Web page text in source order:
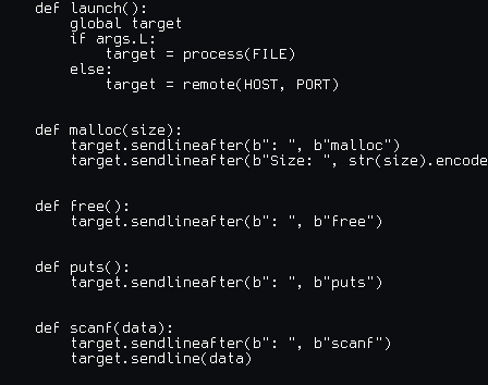
def launch():
    global target
    if args.L:
        target = process(FILE)
    else:
        target = remote(HOST, PORT)
def malloc(size):
    target.sendlineafter(b": ", b"malloc")
target.sendlineafter(b"Size: ",
def free():
    target.sendlineafter(b": ", b"free")
def puts():
    target.sendlineafter(b": ", b"puts")
def scanf(data):
    target.sendlineafter(b": ", b"scanf")
    target.sendline(data)